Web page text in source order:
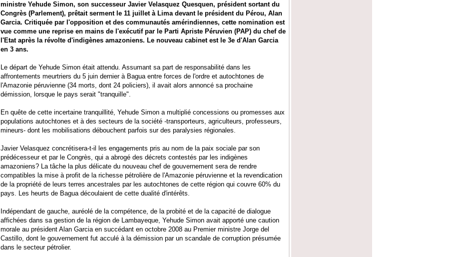
ministre Yehude Simon, son successeur Javier Velasquez Quesquen, président sortant du
Congrès (Parlement), prêtait serment le 11 juillet à Lima devant le président du Pérou, Alan
Garcia. Critiquée par l'opposition et des communautés amérindiennes, cette nomination est
vue comme une reprise en mains de l'exécutif par le Parti Apriste Péruvien (PAP) du chef de
l'Etat après la révolte d'indigènes amazoniens. Le nouveau cabinet est le 3e d'Alan Garcia
en 3 ans.
Le départ de Yehude Simon était attendu. Assumant sa part de responsabilité dans les
affrontements meurtriers du 5 juin dernier à Bagua entre forces de l'ordre et autochtones de
l'Amazonie péruvienne (34 morts, dont 24 policiers), il avait alors annoncé sa prochaine
démission, lorsque le pays serait "tranquille".
En quête de cette incertaine tranquillité, Yehude Simon a multiplié concessions ou promesses aux
populations autochtones et à des secteurs de la société -transporteurs, agriculteurs, professeurs,
mineurs- dont les mobilisations débouchent parfois sur des paralysies régionales.
Javier Velasquez concrétisera-t-il les engagements pris au nom de la paix sociale par son
prédécesseur et par le Congrès, qui a abrogé des décrets contestés par les indigènes
amazoniens? La tâche la plus délicate du nouveau chef de gouvernement sera de rendre
compatibles la mise à profit de la richesse pétrolière de l'Amazonie péruvienne et la revendication
de la propriété de leurs terres ancestrales par les autochtones de cette région qui couvre 60% du
pays. Les heurts de Bagua découlaient de cette dualité d'intérêts.
Indépendant de gauche, auréolé de la compétence, de la probité et de la capacité de dialogue
affichées dans sa gestion de la région de Lambayeque, Yehude Simon avait apporté une caution
morale au président Alan Garcia en succédant en octobre 2008 au Premier ministre Jorge del
Castillo, dont le gouvernement fut acculé à la démission par un scandale de corruption présumée
dans le secteur pétrolier.